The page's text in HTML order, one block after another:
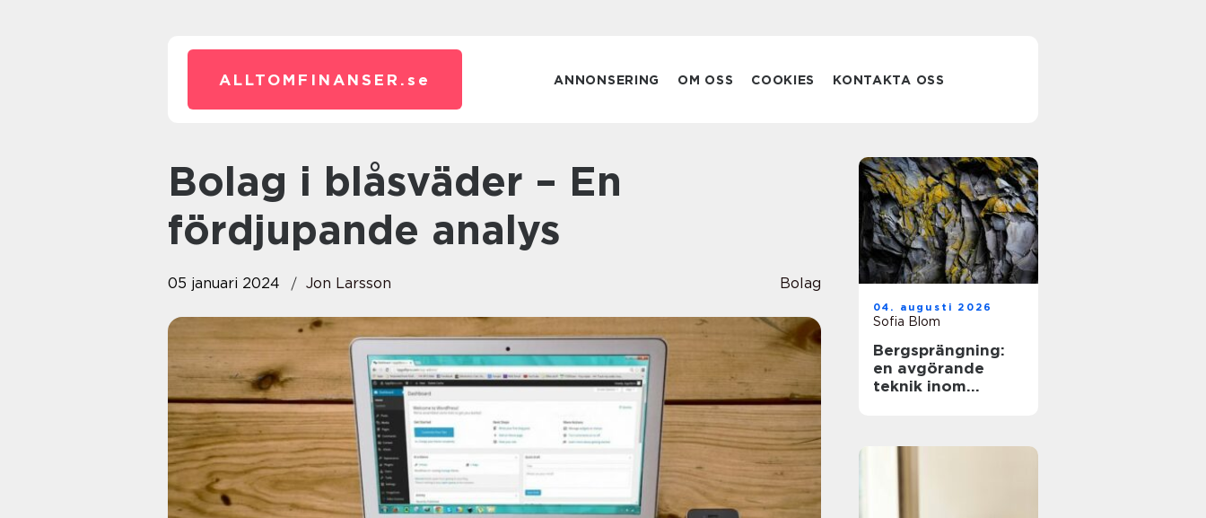
ALLTOMFINANSER. se ANNONSERING OM OSS COOKIES KONTAKTA OSS
Bolag i blåsväder – En
fördjupande analys
05 januari 2024 Jon Larsson Bolag
04. augusti 2026
Sofia Blom
Bergsprängning:
en avgörande
teknik inom